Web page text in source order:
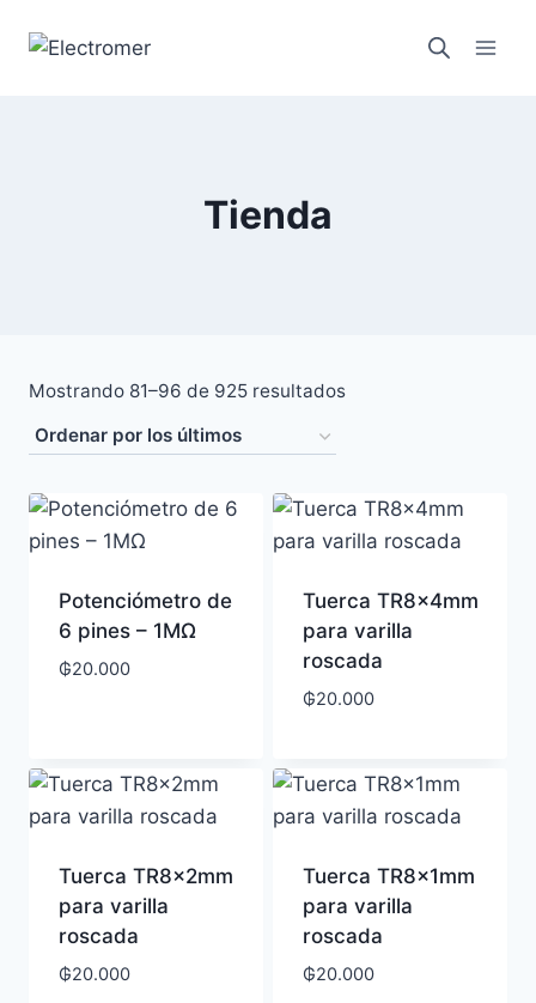
Tienda
Mostrando 81–96 de 925 resultadosOrdenado
últimos
Potenciómetro de
6 pines – 1MΩ
₲20.000
Tuerca TR8x4mm
para varilla
roscada
₲20.000
Tuerca TR8x2mm
para varilla
roscada
₲20.000
Tuerca TR8x1mm
para varilla
roscada
₲20.000